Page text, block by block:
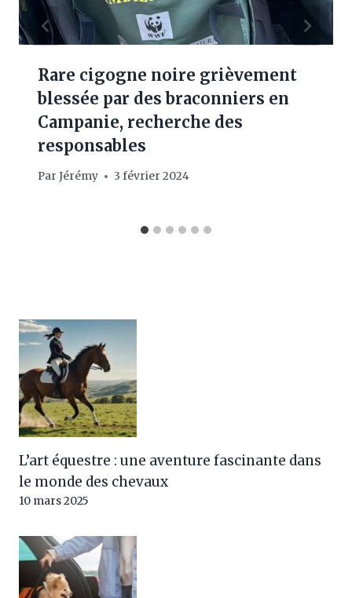
Rare cigogne noire grièvement
blessée par des braconniers en
Campanie, recherche des
responsables
Par Jérémy 3 février 2024
L’art équestre : une aventure fascinante dans
le monde des chevaux
10 mars 2025